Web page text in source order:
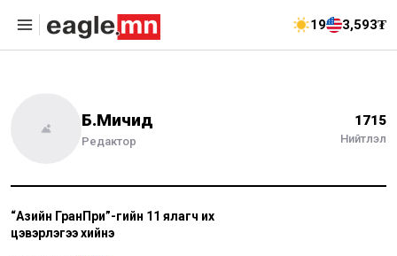
19 3,593₮
Б.Мичид
Редактор
1715
Нийтлэл
“Азийн ГранПри”-гийн 11 ялагч их
цэвэрлэгээ хийнэ